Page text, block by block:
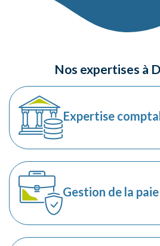
Nos expertises à
Expertise
Gestion de la